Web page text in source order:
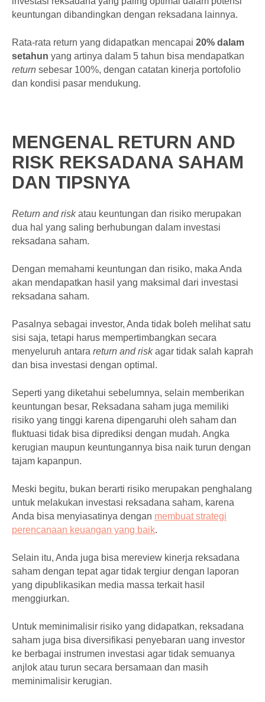
keuntungan dibandingkan dengan reksadana lainnya.
Rata-rata return yang didapatkan mencapai 20% dalam
setahun yang artinya dalam 5 tahun bisa mendapatkan
return sebesar 100%, dengan catatan kinerja portofolio
dan kondisi pasar mendukung.
MENGENAL RETURN AND
RISK REKSADANA SAHAM
DAN TIPSNYA
Return and riskatau keuntungan dan risiko merupakan
dua hal yang saling berhubungan dalam investasi
reksadana saham.
Dengan memahami keuntungan dan risiko, maka Anda
akan mendapatkan hasil yang maksimal dari investasi
reksadana saham.
Pasalnya sebagai investor, Anda tidak boleh melihat satu
sisi saja, tetapi harus mempertimbangkan secara
menyeluruh antara return and riskagar tidak salah kaprah
dan bisa investasi dengan optimal.
Seperti yang diketahui sebelumnya, selain memberikan
keuntungan besar, Reksadana saham juga memiliki
risiko yang tinggi karena dipengaruhi oleh saham dan
fluktuasi tidak bisa diprediksi dengan mudah. Angka
kerugian maupun keuntungannya bisa naik turun dengan
tajam kapanpun.
Meski begitu, bukan berarti risiko merupakan penghalang
untuk melakukan investasi reksadana saham, karena
Anda bisa menyiasatinya dengan membuat strategi
perencanaan keuangan yang baik.
Selain itu, Anda juga bisa mereview kinerja reksadana
saham dengan tepat agar tidak tergiur dengan laporan
yang dipublikasikan media massa terkait hasil
menggiurkan.
Untuk meminimalisir risiko yang didapatkan, reksadana
saham juga bisa diversifikasi penyebaran uang investor
ke berbagai instrumen investasi agar tidak semuanya
anjlok atau turun secara bersamaan dan masih
meminimalisir kerugian.